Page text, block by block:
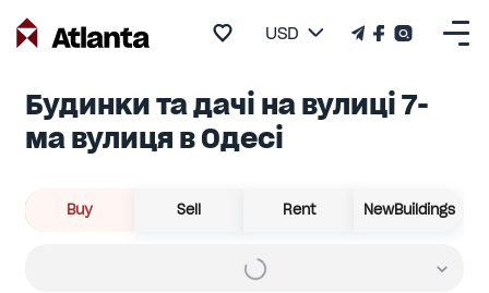
USD
Будинки та дачі на вулиці 7-
ма вулиця в Одесі
Buy Sell Rent NewBuildings